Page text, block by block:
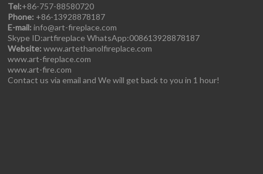
Tel:+86-757-88580720
Phone: +86-13928878187
E-mail: info@art-fireplace.com
Skype ID:artfireplace WhatsApp:008613928878187
Website: www.artethanolfireplace.com
www.art-fireplace.com
www.art-fire.com
Contact us via email and We will get back to you in 1 hour!